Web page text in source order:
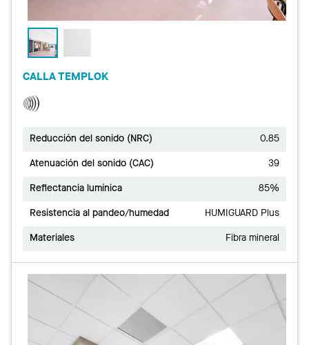
CALLA TEMPLOK
Reducción del sonido (NRC)
0.85
Atenuación del sonido (CAC)
39
Reflectancia lumínica
85%
Resistencia al pandeo/humedad
HUMIGUARD Plus
Materiales
Fibra mineral